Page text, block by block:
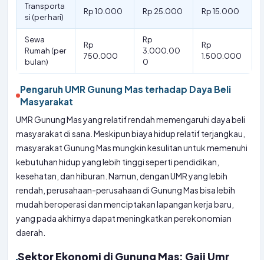
Transporta
si (per hari)
Rp 10.000 Rp 25.000 Rp 15.000
Sewa
Rumah (per
bulan)
Rp
750.000
Rp
3.000.00
0
Rp
1.500.000
Pengaruh UMR Gunung Mas terhadap Daya Beli
Masyarakat
UMR Gunung Mas yang relatif rendah memengaruhi daya beli
masyarakat di sana. Meskipun biaya hidup relatif terjangkau,
masyarakat Gunung Mas mungkin kesulitan untuk memenuhi
kebutuhan hidup yang lebih tinggi seperti pendidikan,
kesehatan, dan hiburan. Namun, dengan UMR yang lebih
rendah, perusahaan-perusahaan di Gunung Mas bisa lebih
mudah beroperasi dan menciptakan lapangan kerja baru,
yang pada akhirnya dapat meningkatkan perekonomian
daerah.
Sektor Ekonomi di Gunung Mas: Gaji Umr